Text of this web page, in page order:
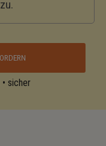
zu.
sicher